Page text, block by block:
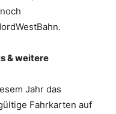
& weitere
Jahr das
Fahrkarten auf